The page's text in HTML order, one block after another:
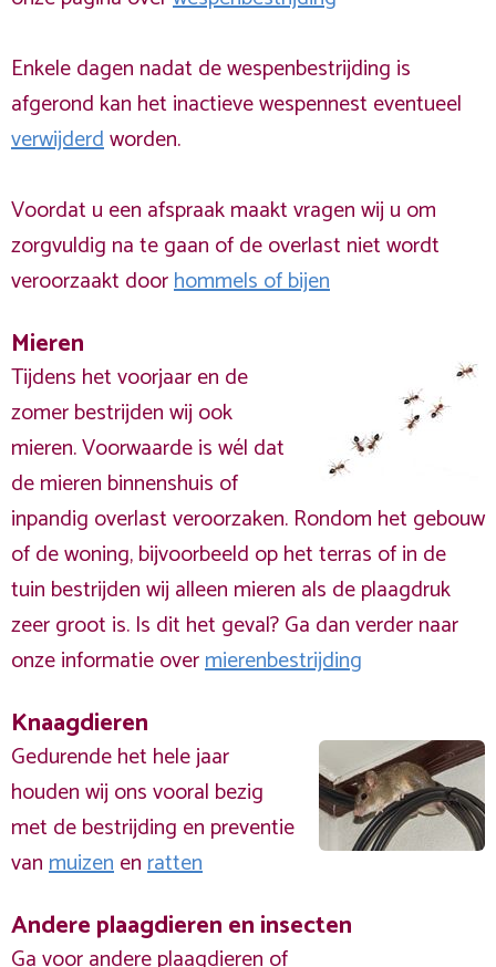
Enkele dagen nadat de wespenbestrijding is
afgerond kan het inactieve wespennest eventueel
verwijderdworden.
Voordat u een afspraak maakt vragen wij u om
zorgvuldig na te gaan of de overlast niet wordt
veroorzaakt doorhommels of bijen
Mieren
Tijdens het voorjaar en de
zomer bestrijden wij ook
mieren. Voorwaarde is wél dat
de mieren binnenshuis of
inpandig overlast veroorzaken. Rondom het gebouw
of de woning, bijvoorbeeld op het terras of in de
tuin bestrijden wij alleen mieren als de plaagdruk
zeer groot is. Is dit het geval? Ga dan verder naar
onze informatie overmierenbestrijding
Knaagdieren
Gedurende het hele jaar
houden wij ons vooral bezig
met de bestrijding en preventie
vanmuizenenratten
Andere plaagdieren en insecten